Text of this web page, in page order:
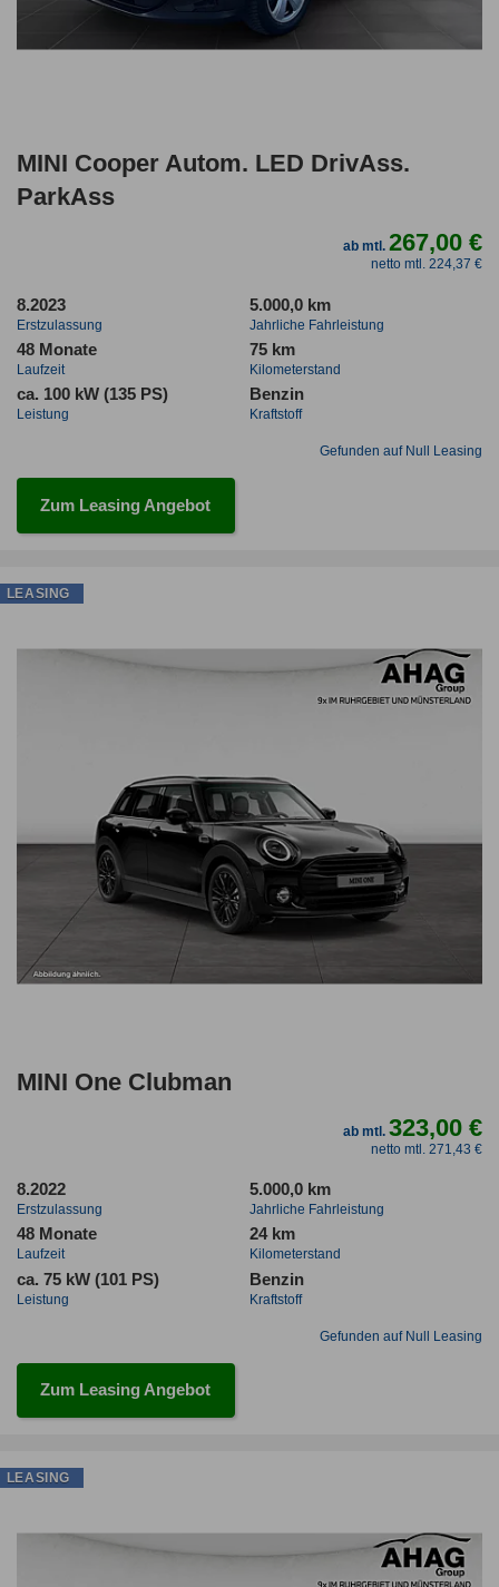
MINI Cooper Autom. LED DrivAss.
ParkAss
ab mtl.267,00 €
netto mtl. 224,37 €
8.2023
Erstzulassung
5.000,0 km
Jahrliche Fahrleistung
48 Monate
Laufzeit
75 km
Kilometerstand
ca. 100 kW (135 PS)
Leistung
Benzin
Kraftstoff
Gefunden auf Null Leasing
Zum Leasing Angebot
MINI One Clubman
ab mtl.323,00 €
netto mtl. 271,43 €
8.2022
Erstzulassung
5.000,0 km
Jahrliche Fahrleistung
48 Monate
Laufzeit
24 km
Kilometerstand
ca. 75 kW (101 PS)
Leistung
Benzin
Kraftstoff
Gefunden auf Null Leasing
Zum Leasing Angebot
LEASING
LEASING